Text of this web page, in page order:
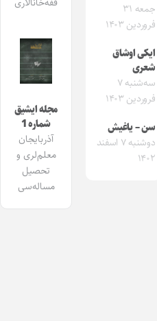
جمعه ۳۱
فروردین ۱۴۰۳
ایکی اوشاق
شعری
سه‌شنبه ۷
فروردین ۱۴۰۳
سن – یاغیش
دوشنبه ۷ اسفند
۱۴۰۲
مجله ایشیق
شماره 1
آذربایجان
معلم‌لری و
تحصیل
مساله‌سی